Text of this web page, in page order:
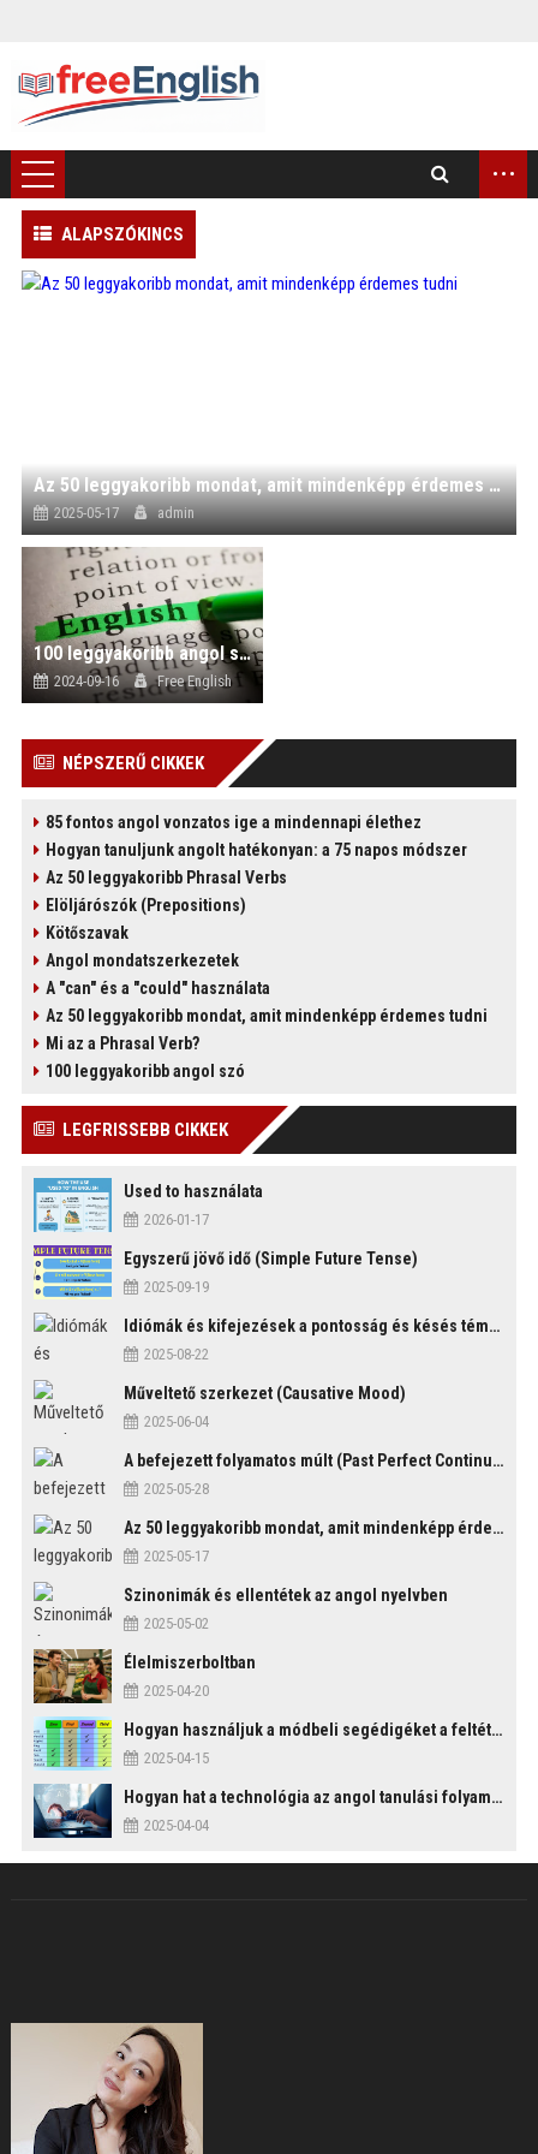
...
ALAPSZÓKINCS
Az 50 leggyakoribb mondat, amit mindenképp érdemes tudni
2025-05-17 admin
100 leggyakoribb angol szó
2024-09-16 Free English
NÉPSZERŰ CIKKEK
85 fontos angol vonzatos ige a mindennapi élethez
Hogyan tanuljunk angolt hatékonyan: a 75 napos módszer
Az 50 leggyakoribb Phrasal Verbs
Elöljárószók (Prepositions)
Kötőszavak
Angol mondatszerkezetek
A "can" és a "could" használata
Az 50 leggyakoribb mondat, amit mindenképp érdemes tudni
Mi az a Phrasal Verb?
100 leggyakoribb angol szó
LEGFRISSEBB CIKKEK
Used to használata
2026-01-17
Egyszerű jövő idő (Simple Future Tense)
2025-09-19
Idiómák és kifejezések a pontosság és késés témakörében
2025-08-22
Műveltető szerkezet (Causative Mood)
2025-06-04
A befejezett folyamatos múlt (Past Perfect Continuous Tense)
2025-05-28
Az 50 leggyakoribb mondat, amit mindenképp érdemes tudni
2025-05-17
Szinonimák és ellentétek az angol nyelvben
2025-05-02
Élelmiszerboltban
2025-04-20
Hogyan használjuk a módbeli segédigéket a feltételes mondatszerkezetekben?
2025-04-15
Hogyan hat a technológia az angol tanulási folyamatokra?
2025-04-04